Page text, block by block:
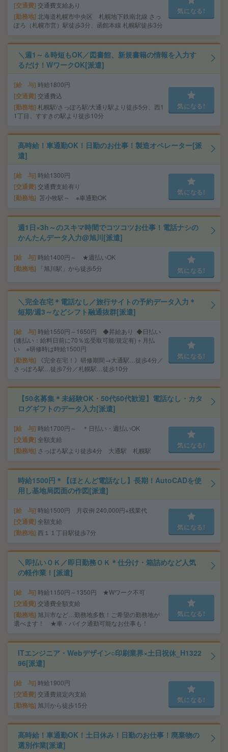
交通費 交通費支給あり
勤務地 北海道札幌市中央区 札幌地下鉄南北線 さっ
ぽろ（札幌市営）駅徒歩3分、函館本線 札幌駅徒歩3分
気になる!
＼週1～＆時短もOK／図書館、新規書籍の情報を入力す
るだけ！WワークOK[派遣]
給 与 時給1800円
交通費 交通費込
勤務地 札幌駅/さっぽろ駅/大通り駅より徒歩5分、西1
1丁目、すすきの駅より徒歩10分
気になる!
高時給！車通勤OK！日勤のお仕事！製造オペレーター[派
遣]
給 与 時給1300円
交通費 交通費支給有り
勤務地 苫小牧駅～ ※車通勤OK
気になる!
週1日×3h～のスキマ時間でコツコツお仕事！電話ナシの
かんたんデータ入力@旭川[派遣]
給 与 時給1400円～ ★週払いOK
勤務地 「旭川駅」から徒歩5分 気になる!
＼完全在宅＊電話なし／旅行サイトの予約データ入力＊
短期/週3～などシフト融通抜群[派遣]
給 与 時給1550円～1650円 ◆昇給あり ◆日払い
(速払い：給料日前に70％迄受取可能/規定有)＋月払
い ※研修時は時給1500円
勤務地
《完全在宅！》研修期間→大通駅…徒歩4分／
さっぽろ駅…徒歩7分／札幌駅…徒歩10分
気になる!
【50名募集＊未経験OK・50代60代歓迎】電話なし・カタ
ログギフトのデータ入力[派遣]
給 与 時給1700円～ ＊日払い・週払いOK
交通費 全額支給
勤務地 さっぽろ駅より徒歩4分 大通駅 札幌駅
気になる!
時給1500円＊【ほとんど電話なし】長期！AutoCADを使
用し基地局図面の作図[派遣]
給 与 時給1500円 月収例 240,000円+残業代
交通費 全額支給
勤務地 西１１丁目駅徒歩7分
気になる!
＼即払いＯＫ／即日勤務ＯＫ＊仕分け・箱詰めなど人気
の軽作業！[派遣]
給 与 時給1150円～1350円 ★Wワーク不可
交通費 交通費全額支給
勤務地 旭川市など…勤務地多数！ご希望の勤務地が
選べます！ ★車・バイク通勤可能なお仕事も！
気になる!
ITエンジニア・Webデザイン○印刷業界×土日祝休_H1322
96[派遣]
給 与 時給1900円
交通費 交通費規定内支給
勤務地 旭川から徒歩15分
気になる!
高時給！車通勤OK！土日休み！日勤のお仕事！廃棄物の
選別作業[派遣]